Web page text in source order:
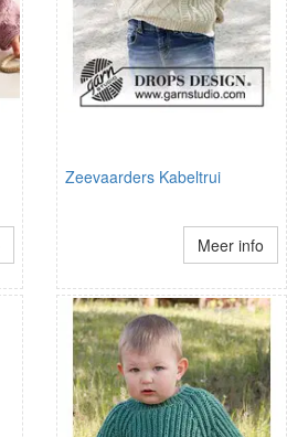
Zeevaarders Kabeltrui
Meer info